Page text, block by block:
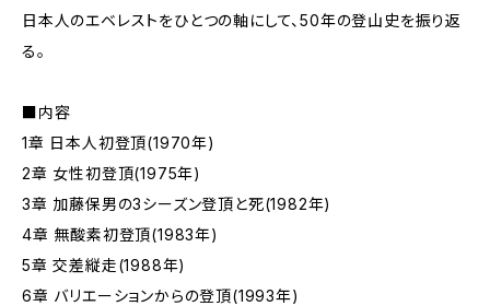
日本人のエベレストをひとつの軸にして、50年の登山史を振り返
る。
■内容
1章 日本人初登頂(1970年)
2章 女性初登頂(1975年)
3章 加藤保男の3シーズン登頂と死(1982年)
4章 無酸素初登頂(1983年)
5章 交差縦走(1988年)
6章 バリエーションからの登頂(1993年)